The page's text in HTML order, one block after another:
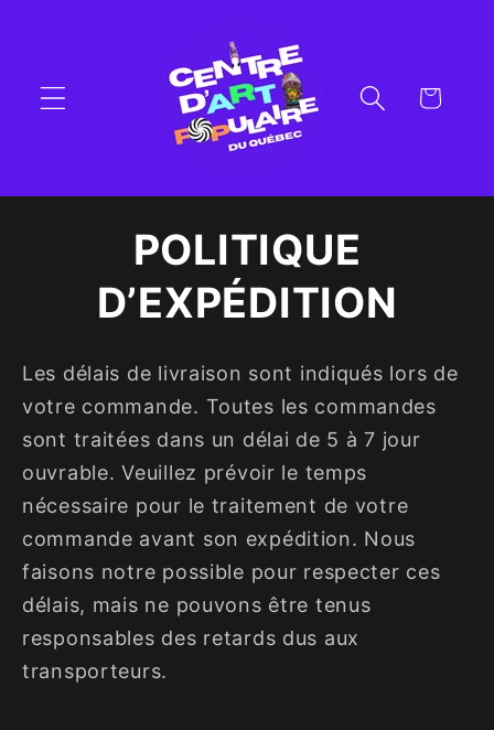
Panier
POLITIQUE
D’EXPÉDITION
Les délais de livraison sont indiqués lors de
votre commande. Toutes les commandes
sont traitées dans un délai de 5 à 7 jour
ouvrable. Veuillez prévoir le temps
nécessaire pour le traitement de votre
commande avant son expédition. Nous
faisons notre possible pour respecter ces
délais, mais ne pouvons être tenus
responsables des retards dus aux
transporteurs.